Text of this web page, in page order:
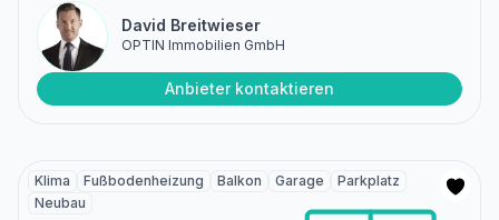
David Breitwieser
OPTIN Immobilien GmbH
Anbieter kontaktieren
Klima Fußbodenheizung Balkon Garage
Parkplatz
Neubau